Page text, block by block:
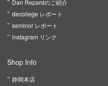
Dan Repardのご紹介
decollege レポート
seminor レポート
instagram リンク
Shop Info
静岡本店